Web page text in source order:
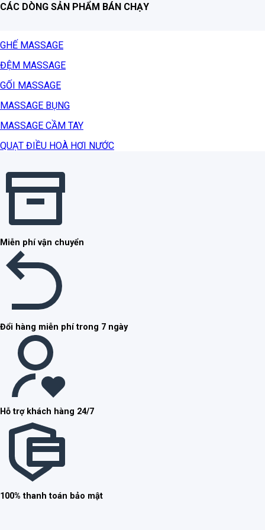
CÁC DÒNG SẢN PHẨM BÁN CHẠY
GHẾ MASSAGE
ĐỆM MASSAGE
GỐI MASSAGE
MASSAGE BỤNG
MASSAGE CẦM TAY
QUẠT ĐIỀU HOÀ HƠI NƯỚC
Miễn phí vận chuyển
Đổi hàng miễn phí trong 7 ngày
Hỗ trợ khách hàng 24/7
100% thanh toán bảo mật